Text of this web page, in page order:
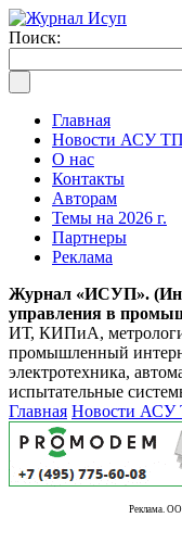
Поиск:
Главная
Новости АСУ ТП
О нас
Контакты
Авторам
Темы на 2026 г.
Партнеры
Реклама
Журнал «ИСУП».
управления в
ИТ, КИПиА,
промышленный
электротехника,
испытательные
Главная Новости АСУ
Реклама.